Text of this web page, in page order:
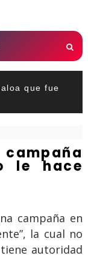
que fue
le hace
la cual no
autoridad